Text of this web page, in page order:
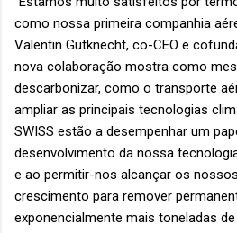
como nossa primeira companhia
Valentin Gutknecht, co-CEO e
nova colaboração mostra como
descarbonizar, como o transporte
ampliar as principais tecnologias
SWISS estão a desempenhar um
desenvolvimento da nossa
e ao permitir-nos alcançar os
crescimento para remover
exponencialmente mais toneladas